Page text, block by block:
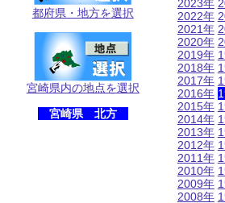
都府県・地方を選択
宮崎県内の地点を選択
宮崎県 北方
2023年
2022年
2021年
2020年
2019年
2018年
2017年
2016年
2015年
2014年
2013年
2012年
2011年
2010年
2009年
2008年